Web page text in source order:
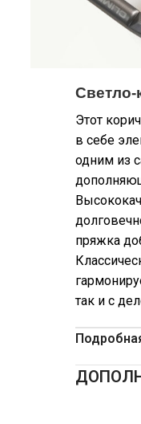
Этот
в себе
одним из
пряжка
так и с